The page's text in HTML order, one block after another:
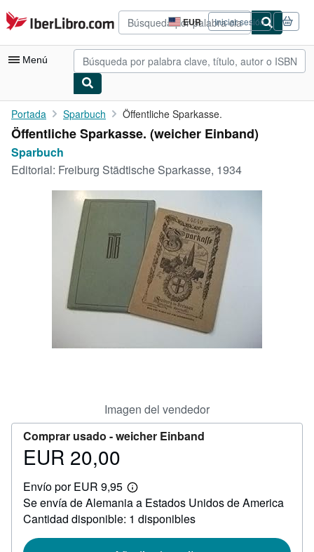
Pasar al contenido principal
IberLibro.com EUR
Preferencias
de
compra
del
Iniciar sesión
Menú
Mi cuenta
Consultar mis pedidos
Búsqueda avanzada
Arte y coleccionismo
Comenzar a vender
Portada Sparbuch Öffentliche Sparkasse.
Öffentliche Sparkasse. (weicher Einband)
Sparbuch
Editorial: Freiburg Städtische Sparkasse, 1934
Imagen del vendedor
Comprar usado -weicher Einband
Precio
20,00
EUR 20,00
Envío por EUR 9,95
Más
información
sobre
las
Se envía de Alemania a Estados Unidos de America
Cantidad disponible: 1 disponibles